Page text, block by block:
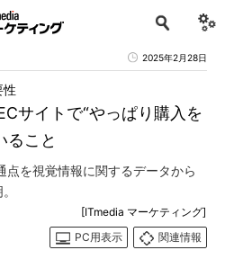
2025年2月28日
サイトで“やっぱり購入を
ること
性
点を視覚情報に関するデータから
[ITmedia マーケティング]
PC用表示
関連情報